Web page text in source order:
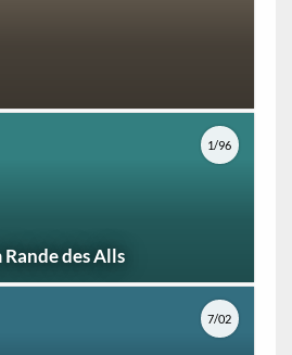
des Alls
1/96
7/02